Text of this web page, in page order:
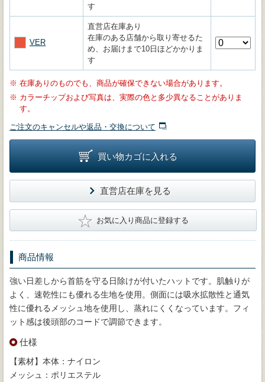
す
VER
直営店在庫あり
在庫のある店舗から取り寄せるた
め、お届けまで10日ほどかかりま
す
※ 在庫ありのものでも、商品が確保できない場合があります。
※ カラーチップおよび写真は、実際の色と多少異なることがありま
す。
ご注文のキャンセルや返品・交換について
買い物カゴに入れる
直営店在庫を見る
★ お気に入り商品に登録する
商品情報
強い日差しから首筋を守る日除けが付いたハットです。肌触りが
よく、速乾性にも優れる生地を使用。側面には吸水拡散性と通気
性に優れるメッシュ地を使用し、蒸れにくくなっています。フィ
ット感は後頭部のコードで調節できます。
仕様
【素材】本体：ナイロン
メッシュ：ポリエステル